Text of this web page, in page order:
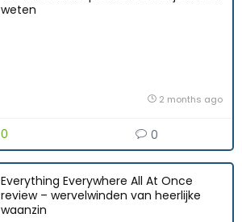
weten
2 months ago
0 0
Everything Everywhere All At Once
review – wervelwinden van heerlijke
waanzin